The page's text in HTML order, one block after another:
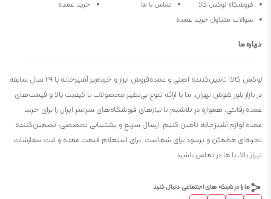
فروشگاه لوکس کالا تماس با ما
خرید عمده
سوالات متداول خرید عمده
درباره ما
لوکس کالا: تامین‌کننده اصلی و عمده‌فروش ابزار و خرده‌ریز آشپزخانه با ۲۹ سال سابقه
در بازار بلور شوش تهران. ما با ارائه تنوع بی‌نظیر محصولات با کیفیت بالا و قیمت‌های
عمده رقابتی، همواره در تلاشیم تا نیازهای فروشگاه‌های سراسر ایران را برای خرید
عمده لوازم آشپزخانه تامین کنیم. ارسال سریع و پشتیبانی تخصصی، تضمین‌کننده
تجربه‌ای مطمئن و پرسود برای شماست. برای استعلام قیمت عمده و ثبت سفارشات
تیراژ بالا، با ما در تماس باشید.
ما را در شبکه های اجتماعی دنبال کنید